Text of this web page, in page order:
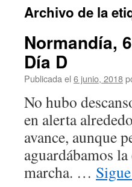
Archivo de la
Normandía,
Día D
Publicada el 6 junio, 2018
No hubo
en alerta
avance, aunque
aguardábamos
marcha. …